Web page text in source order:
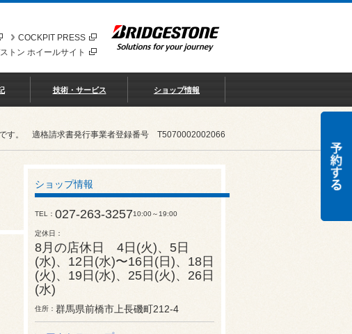
COCKPIT PRESS
トン ホイールサイト
技術・サービス ショップ情報
です。 適格請求書発行事業者登録番号 T5070002002066
ショップ情報
TEL 027-263-325710:00～19:00
定休日
8月の店休日 4日(火)、5日
(水)、12日(水)〜16日(日)、18日
(火)、19日(水)、25日(火)、26日
(水)
住所 群馬県前橋市上長磯町212-4